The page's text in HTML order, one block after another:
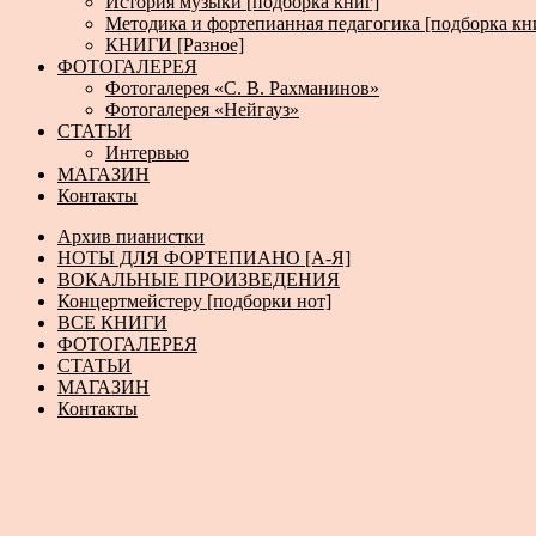
Методика и фортепианная педагогика [подборка
КНИГИ [Разное]
ФОТОГАЛЕРЕЯ
Фотогалерея «С. В. Рахманинов»
Фотогалерея «Нейгауз»
СТАТЬИ
Интервью
МАГАЗИН
Контакты
Архив пианистки
НОТЫ ДЛЯ ФОРТЕПИАНО [А-Я]
ВОКАЛЬНЫЕ ПРОИЗВЕДЕНИЯ
Концертмейстеру [подборки нот]
ВСЕ КНИГИ
ФОТОГАЛЕРЕЯ
СТАТЬИ
МАГАЗИН
Контакты